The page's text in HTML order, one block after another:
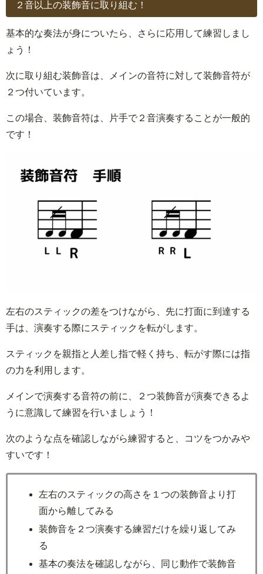
２音以上の装飾音に取り組む！
基本的な奏法が身についたら、さらに応用して練習しまし
ょう！
次に取り組む装飾音は、メインの音符に対して装飾音符が
２つ付いています。
この場合、装飾音符は、片手で２音演奏することが一般的
です！
左右のスティックの差をつけながら、先に打面に到達する
手は、演奏する際にスティックを転がします。
スティックを親指と人差し指で軽く持ち、転がす際には指
の力を利用します。
メインで演奏する音符の前に、２つ装飾音が演奏できるよ
うに意識して練習を行いましょう！
次のような点を確認しながら練習すると、コツをつかみや
すいです！
左右のスティックの高さを１つの装飾音より打
面から離してみる
装飾音を２つ演奏する練習だけを繰り返してみ
る
基本の奏法を確認しながら、同じ動作で装飾音